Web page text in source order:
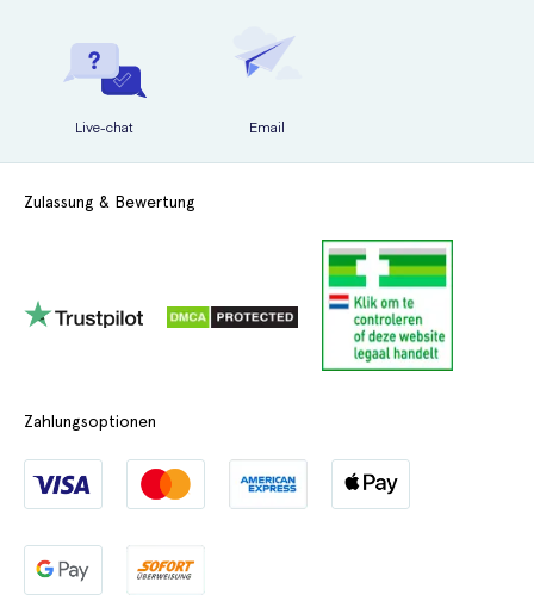
Live-chat Email
Zulassung & Bewertung
Zahlungsoptionen